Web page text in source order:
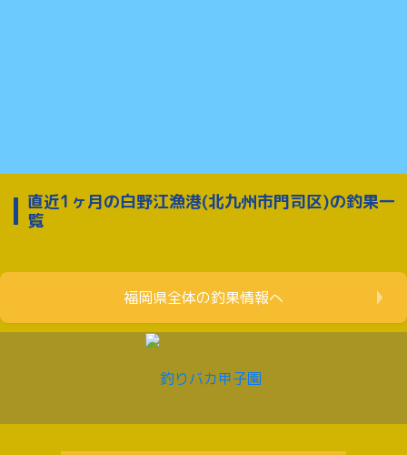
直近1ヶ月の白野江漁港(北九州市門司区)の釣果一
覧
福岡県全体の釣果情報へ